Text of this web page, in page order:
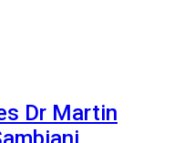
Dr Martin